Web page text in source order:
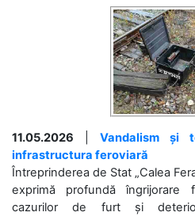
11.05.2026
Vandalism și
infrastructura feroviară
Întreprinderea de Stat „Calea
exprimă profundă îngrijorare
cazurilor de furt și